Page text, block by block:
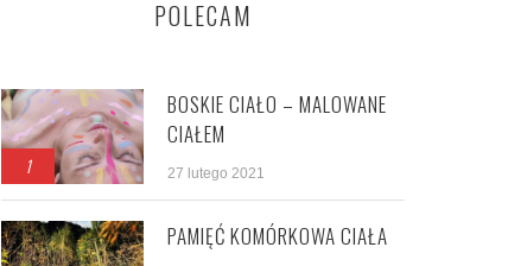
POLECAM
1
BOSKIE CIAŁO – MALOWANE
CIAŁEM
27 lutego 2021
PAMIĘĆ KOMÓRKOWA CIAŁA